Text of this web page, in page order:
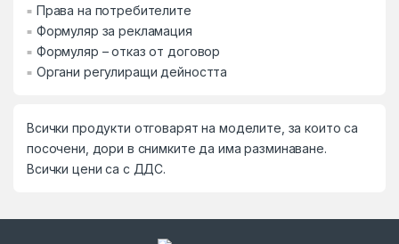
Права на потребителите
Формуляр за рекламация
Формуляр – отказ от договор
Органи регулиращи дейността
Всички продукти отговарят на моделите, за които са
посочени, дори в снимките да има разминаване.
Всички цени са с ДДС.